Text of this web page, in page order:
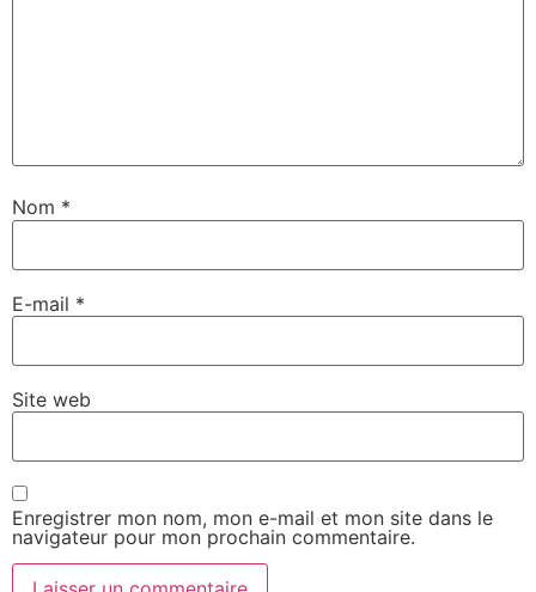
Nom *
E-mail *
Site web
Enregistrer mon nom, mon e-mail et mon site dans le
navigateur pour mon prochain commentaire.